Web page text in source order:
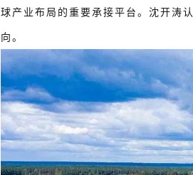
球产业布局的重要承接平台。沈开涛
向。